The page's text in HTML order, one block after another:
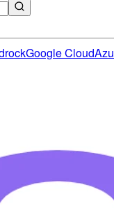
Google Cloud